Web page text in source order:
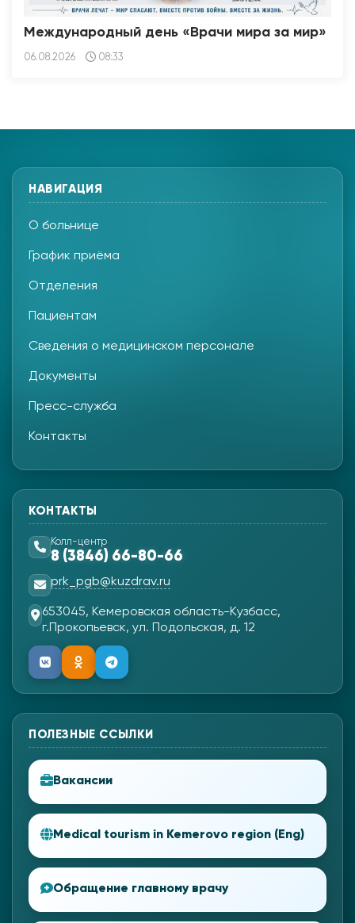
Международный день «Врачи мира за мир»
06.08.2026 08:33
НАВИГАЦИЯ
О больнице
График приёма
Отделения
Пациентам
Сведения о медицинском персонале
Документы
Пресс-служба
Контакты
КОНТАКТЫ
Колл-центр
8 (3846) 66-80-66
prk_pgb@kuzdrav.ru
653045, Кемеровская область-Кузбасс,
г.Прокопьевск, ул. Подольская, д. 12
ПОЛЕЗНЫЕ ССЫЛКИ
Вакансии
Medical tourism in Kemerovo region (Eng)
Обращение главному врачу